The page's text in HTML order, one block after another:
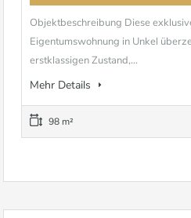
Objektbeschreibung Diese
Eigentumswohnung in Unkel
erstklassigen Zustand,...
Mehr Details
98 m²